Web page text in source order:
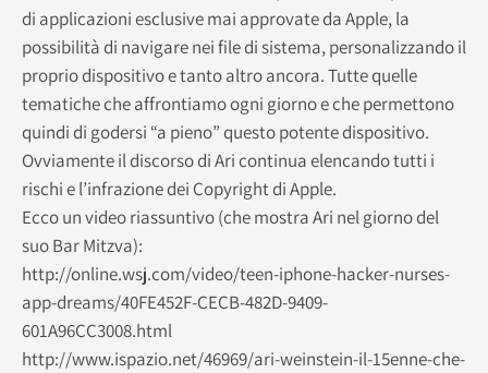
di applicazioni esclusive mai approvate da Apple, la
possibilità di navigare nei file di sistema, personalizzando il
proprio dispositivo e tanto altro ancora. Tutte quelle
tematiche che affrontiamo ogni giorno e che permettono
quindi di godersi “a pieno” questo potente dispositivo.
Ovviamente il discorso di Ari continua elencando tutti i
rischi e l’infrazione dei Copyright di Apple.
Ecco un video riassuntivo (che mostra Ari nel giorno del
suo Bar Mitzva):
http://online.wsj.com/video/teen-iphone-hacker-nurses-
app-dreams/40FE452F-CECB-482D-9409-
601A96CC3008.html
http://www.ispazio.net/46969/ari-weinstein-il-15enne-che-